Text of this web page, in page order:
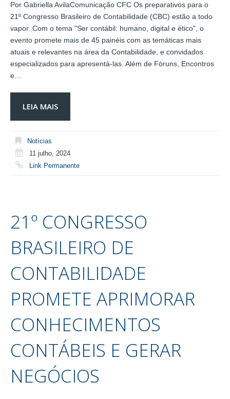
Por Gabriella AvilaComunicação CFC Os preparativos para o
21º Congresso Brasileiro de Contabilidade (CBC) estão a todo
vapor. Com o tema "Ser contábil: humano, digital e ético", o
evento promete mais de 45 painéis com as temáticas mais
atuais e relevantes na área da Contabilidade, e convidados
especializados para apresentá-las. Além de Fóruns, Encontros
e…
LEIA MAIS
Notícias
11 julho, 2024
Link Permanente
21º CONGRESSO
BRASILEIRO DE
CONTABILIDADE
PROMETE APRIMORAR
CONHECIMENTOS
CONTÁBEIS E GERAR
NEGÓCIOS